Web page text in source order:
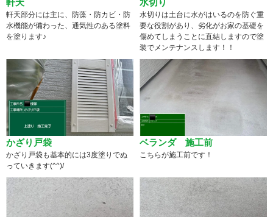
軒天
軒天部分には主に、防藻・防カビ・防
水機能が備わった、通気性のある塗料
を塗ります♪
水切り
水切りは土台に水がはいるのを防ぐ重
要な役割があり、劣化がお家の基礎を
傷めてしまうことに直結しますので塗
装でメンテナンスします！！
かざり戸袋
かざり戸袋も基本的には3度塗りでぬ
っていきます(^^)/
ベランダ 施工前
こちらが施工前です！